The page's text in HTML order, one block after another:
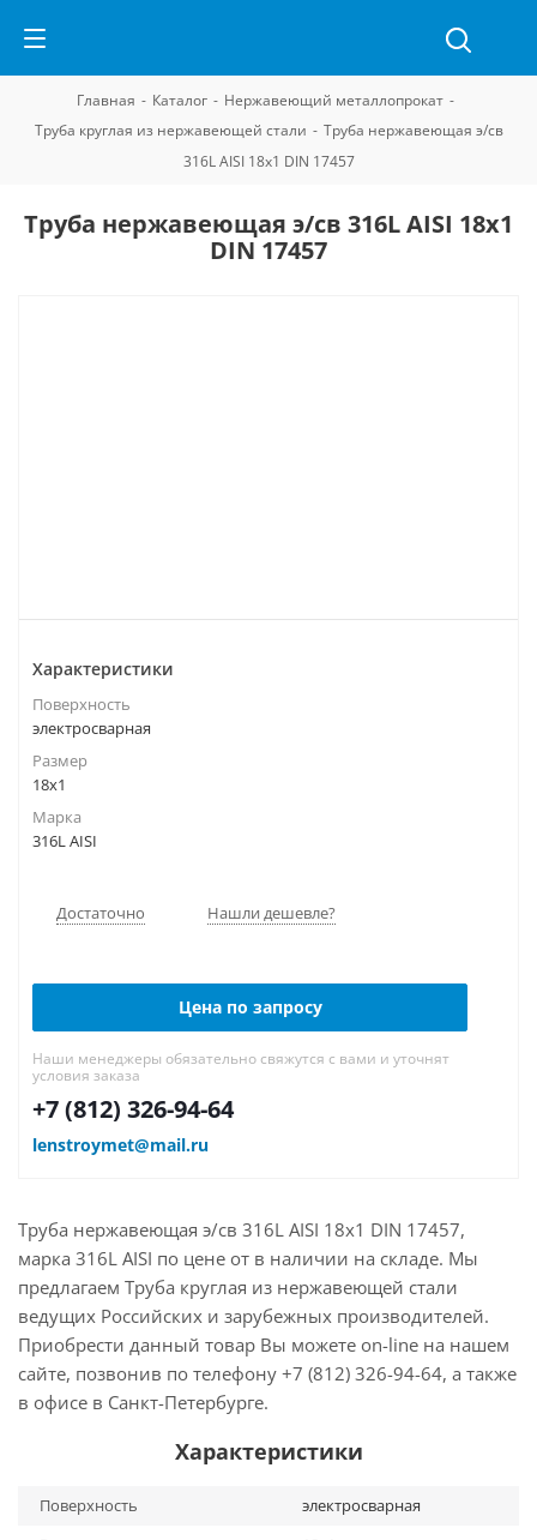
Главная - Каталог - Нержавеющий металлопрокат -
Труба круглая из нержавеющей стали - Труба нержавеющая э/св
316L AISI 18х1 DIN 17457
Труба нержавеющая э/св 316L AISI 18х1
DIN 17457
Характеристики
Поверхность
электросварная
Размер
18х1
Марка
316L AISI
Достаточно Нашли дешевле?
Цена по запросу
Наши менеджеры обязательно свяжутся с вами и уточнят
условия заказа
+7 (812) 326-94-64
lenstroymet@mail.ru
Труба нержавеющая э/св 316L AISI 18х1 DIN 17457,
марка 316L AISI по цене от в наличии на складе. Мы
предлагаем Труба круглая из нержавеющей стали
ведущих Российских и зарубежных производителей.
Приобрести данный товар Вы можете on-line на нашем
сайте, позвонив по телефону +7 (812) 326-94-64, а также
в офисе в Санкт-Петербурге.
Характеристики
Поверхность
электросварная